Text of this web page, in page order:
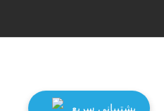
پشتیبانی سریع